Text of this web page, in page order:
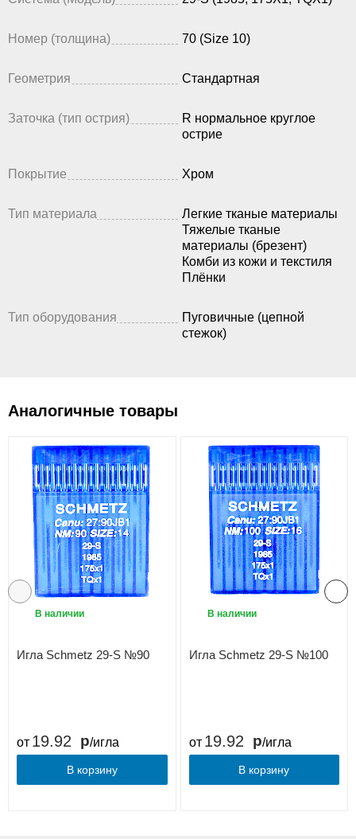
Номер (толщина) 70 (Size 10)
Геометрия Стандартная
Заточка (тип острия)
R нормальное круглое
острие
Покрытие Хром
Тип материала
Легкие тканые материалы
Тяжелые тканые
материалы (брезент)
Комби из кожи и текстиля
Плёнки
Тип оборудования
Пуговичные (цепной
стежок)
Аналогичные товары
Игла Schmetz 29-S №90
В наличии
от 19.92 /игла
В корзину
Игла Schmetz 29-S №100
В наличии
от 19.92 /игла
В корзину